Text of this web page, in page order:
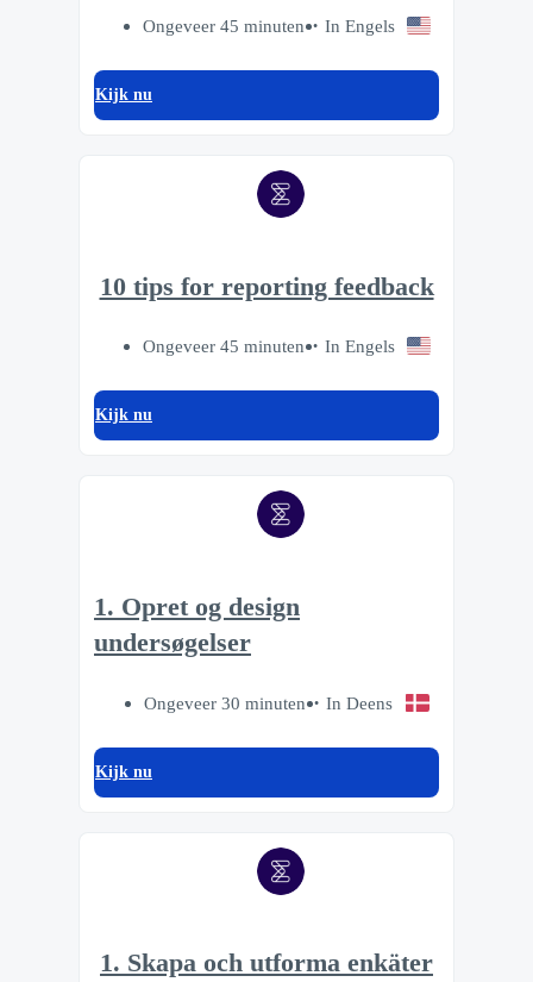
Ongeveer 45 minuten In Engels
Kijk nu
10 tips for reporting feedback
Ongeveer 45 minuten In Engels
Kijk nu
1. Opret og design
undersøgelser
Ongeveer 30 minuten In Deens
Kijk nu
1. Skapa och utforma enkäter